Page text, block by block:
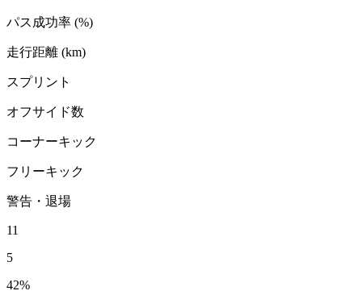
パス成功率 (%)
走行距離 (km)
スプリント
オフサイド数
コーナーキック
フリーキック
警告・退場
11
5
42%